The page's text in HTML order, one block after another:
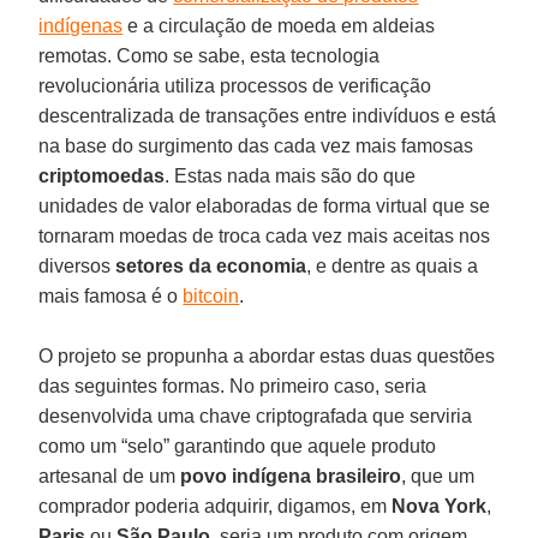
indígenas e a circulação de moeda em aldeias
remotas. Como se sabe, esta tecnologia
revolucionária utiliza processos de verificação
descentralizada de transações entre indivíduos e está
na base do surgimento das cada vez mais famosas
criptomoedas. Estas nada mais são do que
unidades de valor elaboradas de forma virtual que se
tornaram moedas de troca cada vez mais aceitas nos
diversossetores da economia, e dentre as quais a
mais famosa é o bitcoin.
O projeto se propunha a abordar estas duas questões
das seguintes formas. No primeiro caso, seria
desenvolvida uma chave criptografada que serviria
como um “selo” garantindo que aquele produto
artesanal de um povo indígena brasileiro, que um
comprador poderia adquirir, digamos, em Nova York,